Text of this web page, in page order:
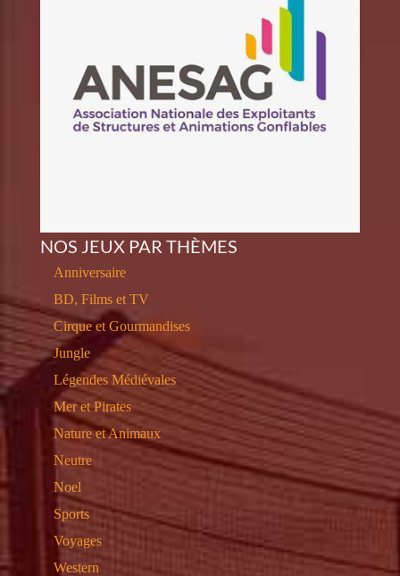
NOS JEUX PAR THÈMES
Anniversaire
BD, Films et TV
Cirque et Gourmandises
Jungle
Légendes Médiévales
Mer et Pirates
Nature et Animaux
Neutre
Noel
Sports
Voyages
Western